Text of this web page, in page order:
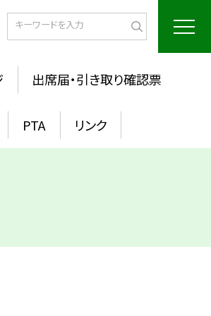
出席届・引き取り確認票
PTA リンク